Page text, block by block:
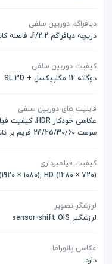
دیافراگم دوربین سلفی
دریچه دیافراگم f/2.2، فاصله کانونی 23 میلی‌متر، سایز سنسور 1/3.6 اینچ
کیفیت دوربین سلفی
دوگانه 12 مگاپیکسل + SL 3D
قابلیت های دوربین سلفی
سرعت 24/25/30/60 فریم بر ثانیه
کیفیت فیلمبرداری
(4K (3840 × 2160), Full HD (1920 × 1080), HD (1280 × 720
لرزشگر تصویر
لرزشگیر sensor-shift OIS
عکاسی پانوراما
دارد